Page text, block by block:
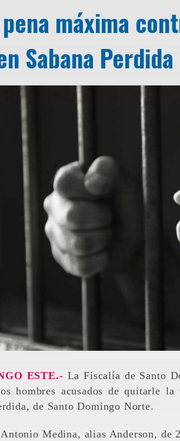
máxima
Sabana Perdida
ESTE.- La Fiscalía de Santo
hombres acusados de quitarle
de Santo Domingo Norte.
Medina, alias Anderson, de